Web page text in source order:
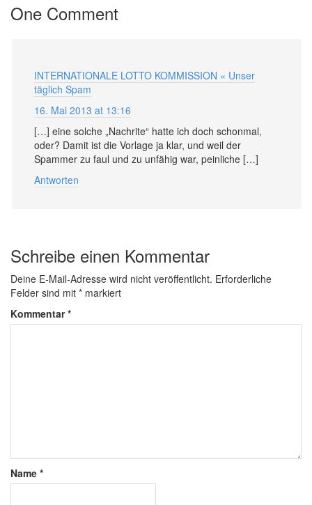
One Comment
INTERNATIONALE LOTTO KOMMISSION « Unser
täglich Spam
16. Mai 2013 at 13:16
[…] eine solche „Nachrite“ hatte ich doch schonmal,
oder? Damit ist die Vorlage ja klar, und weil der
Spammer zu faul und zu unfähig war, peinliche […]
Antworten
Schreibe einen Kommentar
Deine E-Mail-Adresse wird nicht veröffentlicht. Erforderliche
Felder sind mit * markiert
Kommentar*
Name *